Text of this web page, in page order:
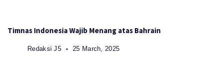
Timnas Indonesia Wajib Menang atas Bahrain
Redaksi J5 25 March, 2025